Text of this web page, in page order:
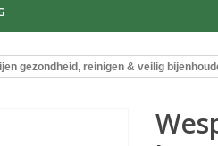
gezondheid, reinigen & veilig